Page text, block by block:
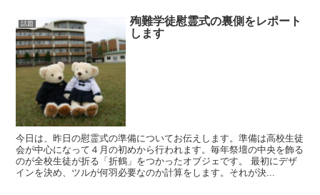
話題
殉難学徒慰霊式の裏側をレポート
します
今日は、昨日の慰霊式の準備についてお伝えします。準備は高校生徒
会が中心になって４月の初めから行われます。毎年祭壇の中央を飾る
のが全校生徒が折る「折鶴」をつかったオブジェです。 最初にデザ
インを決め、ツルが何羽必要なのか計算をします。それが決...